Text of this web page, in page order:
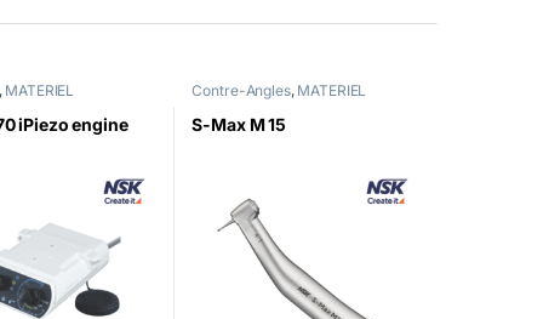
MATERIEL
iPiezo engine
Contre-Angles, MATERIEL
S-Max M 15